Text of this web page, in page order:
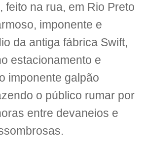
feito na rua, em Rio Preto
imponente e
da antiga fábrica Swift,
estacionamento e
imponente galpão
o público rumar por
entre devaneios e